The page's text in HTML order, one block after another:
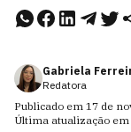
Gabriela
Redatora
Publicado em 17 de
Última atualização em